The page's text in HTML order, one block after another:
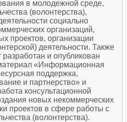
в молодежной среде,
(волонтерства),
социально
организаций,
проектов, организации
деятельности. Также
разработан и опубликован
«Информационная
поддержка,
и партнерство» и
консультационной
новых некоммерческих
проектов в сфере работы с
(волонтерства).